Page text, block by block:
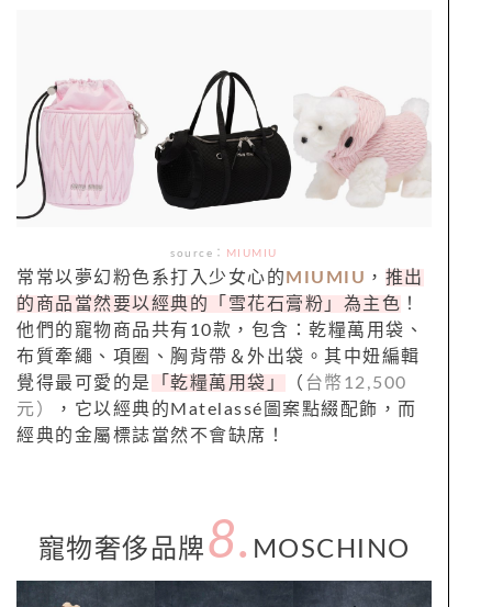
source： MIUMIU
常常以夢幻粉色系打入少女心的MIUMIU ， 推出
的商品當然要以經典的「雪花石膏粉」為主色 ！
他們的寵物商品共有10款，包含：乾糧萬用袋、
布質牽繩、項圈、胸背帶＆外出袋。其中妞編輯
覺得最可愛的是
「乾糧萬用袋」 （ 台幣12,500
元）
，它以經典的Matelassé圖案點綴配飾，而
經典的金屬標誌當然不會缺席！
寵物奢侈品牌 8. MOSCHINO